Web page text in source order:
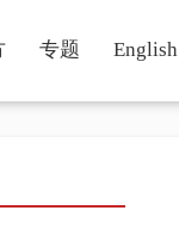
专题 English